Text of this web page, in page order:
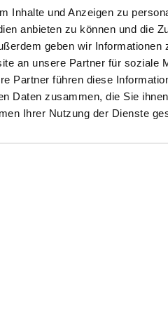
Inhalte und Anzeigen zu
anbieten zu können und die
geben wir Informationen
an unsere Partner für soziale
Partner führen diese
Daten zusammen, die Sie
Ihrer Nutzung der Dienste
Polumschaltbare Antriebe und
Bezeichnungen